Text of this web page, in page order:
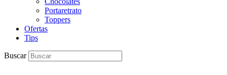
Portaretrato
Toppers
Ofertas
Tips
Buscar